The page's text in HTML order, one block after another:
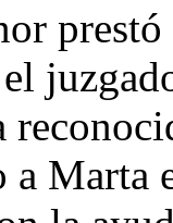
prestó
a Marta